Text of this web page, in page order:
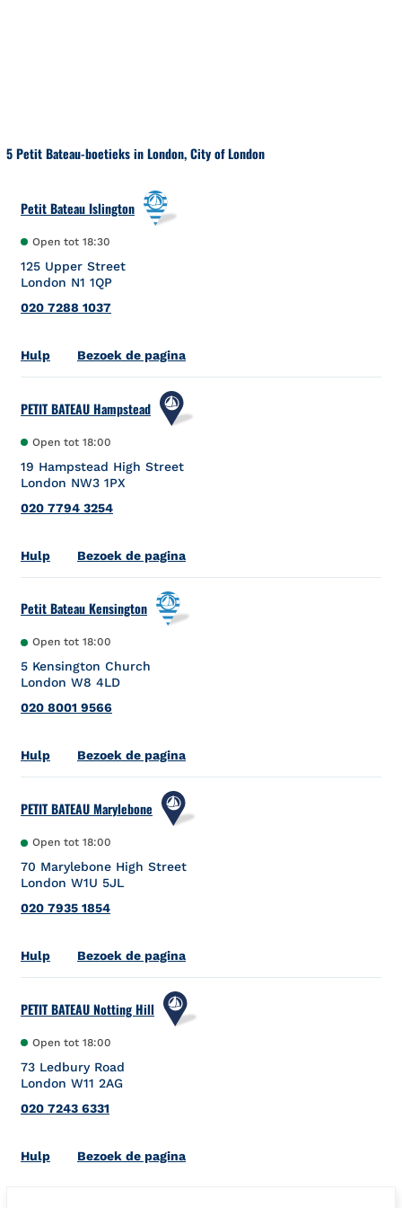
5 Petit Bateau-boetieks in London, City of London
Petit Bateau Islington
Open tot 18:30
125 Upper Street
London N1 1QP
020 7288 1037
HulpLink Opens in New Tab
Bezoek de pagina
PETIT BATEAU Hampstead
Open tot 18:00
19 Hampstead High Street
London NW3 1PX
020 7794 3254
HulpLink Opens in New Tab
Bezoek de pagina
Petit Bateau Kensington
Open tot 18:00
5 Kensington Church
London W8 4LD
020 8001 9566
HulpLink Opens in New Tab
Bezoek de pagina
PETIT BATEAU Marylebone
Open tot 18:00
70 Marylebone High Street
London W1U 5JL
020 7935 1854
HulpLink Opens in New Tab
Bezoek de pagina
PETIT BATEAU Notting Hill
Open tot 18:00
73 Ledbury Road
London W11 2AG
020 7243 6331
HulpLink Opens in New Tab
Bezoek de pagina